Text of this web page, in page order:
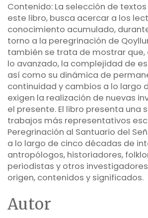
Contenido: La selección de
este libro, busca acercar a los
conocimiento acumulado,
torno a la peregrinación de
también se trata de mostrar que,
lo avanzado, la complejidad de
así como su dinámica de
continuidad y cambios a lo largo
exigen la realización de nuevas
el presente. El libro presenta una
trabajos más representativos
Peregrinación al Santuario del
a lo largo de cinco décadas de
antropólogos, historiadores,
periodistas y otros
origen, contenidos y significados.
Autor